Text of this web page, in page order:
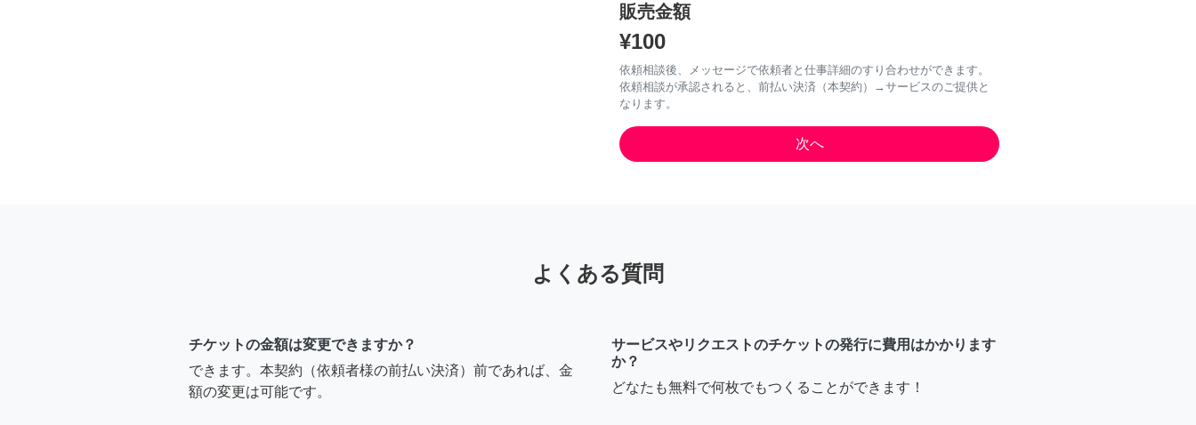
販売金額
¥100
依頼相談後、メッセージで依頼者と仕事詳細のすり合わせができます。
依頼相談が承認されると、前払い決済（本契約）→サービスのご提供と
なります。
よくある質問
チケットの金額は変更できますか？
できます。本契約（依頼者様の前払い決済）前であれば、金
額の変更は可能です。
サービスやリクエストのチケットの発行に費用はかかります
か？
どなたも無料で何枚でもつくることができます！